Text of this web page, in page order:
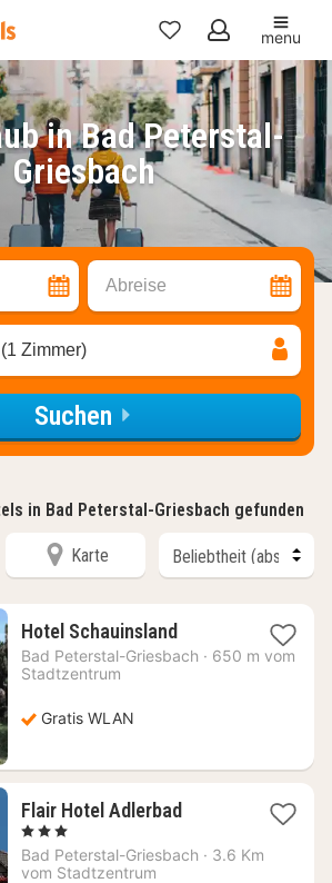
Meine
Favoriten
menu
in Bad Peterstal-
Griesbach
Abreise
Zimmer)
Suchen
in Bad Peterstal-Griesbach gefunden
Karte
Hotel Schauinsland1
Nacht
Bad Peterstal-Griesbach · 650 m vom
Stadtzentrum
Gratis WLAN
Flair Hotel Adlerbad1
ab
, 3 Sterne
Bad Peterstal-Griesbach · 3.6 Km
vom Stadtzentrum